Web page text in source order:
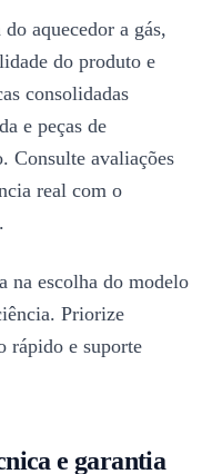
aquecedor a gás,
do produto e
consolidadas
e peças de
Consulte avaliações
real com o
na escolha do modelo
Priorize
rápido e suporte
e garantia